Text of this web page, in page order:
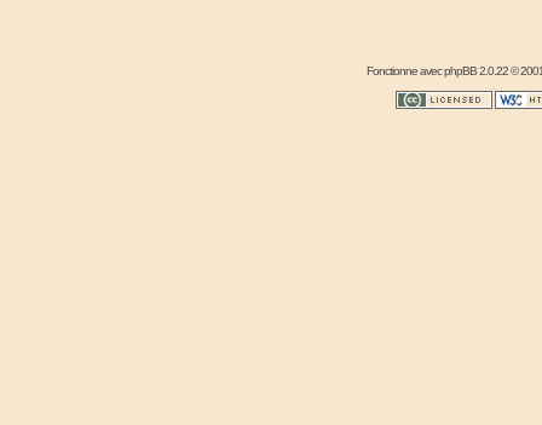
Fonctionne avecphpBB2.0.22 ©